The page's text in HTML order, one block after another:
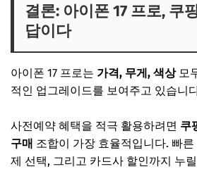
결론: 아이폰 17 프로, 쿠
답이다
아이폰 17 프로는 가격, 무게, 색상모
적인 업그레이드를 보여주고 있습니
사전예약 혜택을 적극 활용하려면 쿠
구매 조합이 가장 효율적입니다. 빠
제 선택, 그리고 카드사 할인까지 누